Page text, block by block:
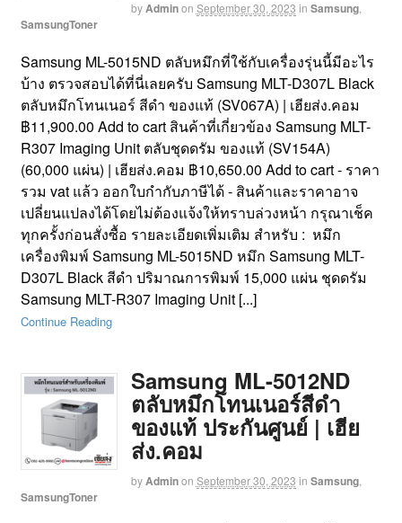
byAdminon September 30, 2023 in Samsung,
SamsungToner
Samsung ML-5015ND ตลับหมึกที่ใช้กับเครื่องรุ่นนี้มีอะไร
บ้าง ตรวจสอบได้ที่นี่เลยครับ Samsung MLT-D307L Black
ตลับหมึกโทนเนอร์ สีดำ ของแท้ (SV067A) | เฮียส่ง.คอม
฿11,900.00 Add to cart สินค้าที่เกี่ยวข้อง Samsung MLT-
R307 Imaging Unit ตลับชุดดรัม ของแท้ (SV154A)
(60,000 แผ่น) | เฮียส่ง.คอม ฿10,650.00 Add to cart - ราคา
รวม vat แล้ว ออกใบกำกับภาษีได้ - สินค้าและราคาอาจ
เปลี่ยนแปลงได้โดยไม่ต้องแจ้งให้ทราบล่วงหน้า กรุณาเช็ค
ทุกครั้งก่อนสั่งซื้อ รายละเอียดเพิ่มเติม สำหรับ : หมึก
เครื่องพิมพ์ Samsung ML-5015ND หมึก Samsung MLT-
D307L Black สีดำ ปริมาณการพิมพ์ 15,000 แผ่น ชุดดรัม
Samsung MLT-R307 Imaging Unit [...]
Continue Reading
Samsung ML-5012ND
ตลับหมึกโทนเนอร์สีดำ
ของแท้ ประกันศูนย์ | เฮีย
ส่ง.คอม
by Adminon September 30, 2023 in Samsung,
SamsungToner